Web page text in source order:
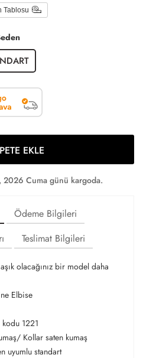
Tablosu
EKLE
2026 Cuma günü kargoda.
Ödeme Bilgileri
Teslimat Bilgileri
olacağınız bir model daha
Elbise
kodu 1221
Kollar saten kumaş
uyumlu standart